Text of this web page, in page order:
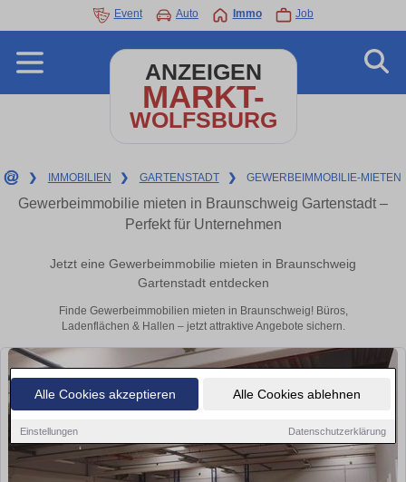
Alle Cookies akzeptieren Alle Cookies ablehnen
Einstellungen Datenschutzerklärung
Event Auto Immo Job
ANZEIGEN
MARKT-
WOLFSBURG
❯ IMMOBILIEN ❯ GARTENSTADT ❯ GEWERBEIMMOBILIE-MIETEN
Gewerbeimmobilie mieten in Braunschweig Gartenstadt –
Perfekt für Unternehmen
Jetzt eine Gewerbeimmobilie mieten in Braunschweig
Gartenstadt entdecken
Finde Gewerbeimmobilien mieten in Braunschweig! Büros,
Ladenflächen & Hallen – jetzt attraktive Angebote sichern.